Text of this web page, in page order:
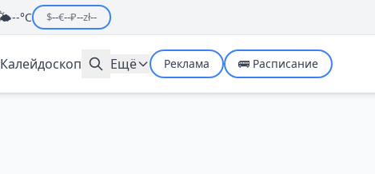
--°C $--€--₽--zł--
Калейдоскоп Ещё Реклама 🚌 Расписание